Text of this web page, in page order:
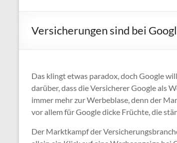
Versicherungen sind bei
Das klingt etwas paradox, doch Google
darüber, dass die Versicherer Google als
immer mehr zur Werbeblase, denn der
vor allem für Google dicke Früchte, die
Der Marktkampf der